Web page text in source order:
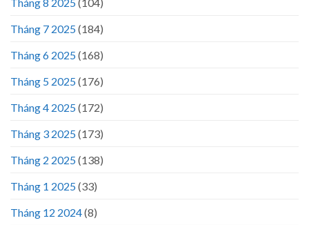
Tháng 7 2025(184)
Tháng 6 2025(168)
Tháng 5 2025(176)
Tháng 4 2025(172)
Tháng 3 2025(173)
Tháng 2 2025(138)
Tháng 1 2025(33)
Tháng 12 2024(8)